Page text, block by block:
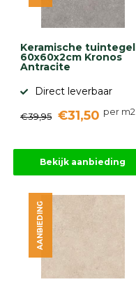
Keramische tuintegel
60x60x2cm Kronos
Antracite
Direct leverbaar
€39,95 €31,50 per m2
Bekijk aanbieding
AANBIEDING